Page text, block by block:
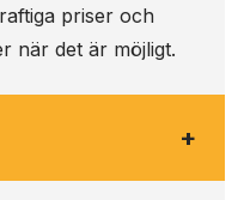
priser och
när det är möjligt.
+